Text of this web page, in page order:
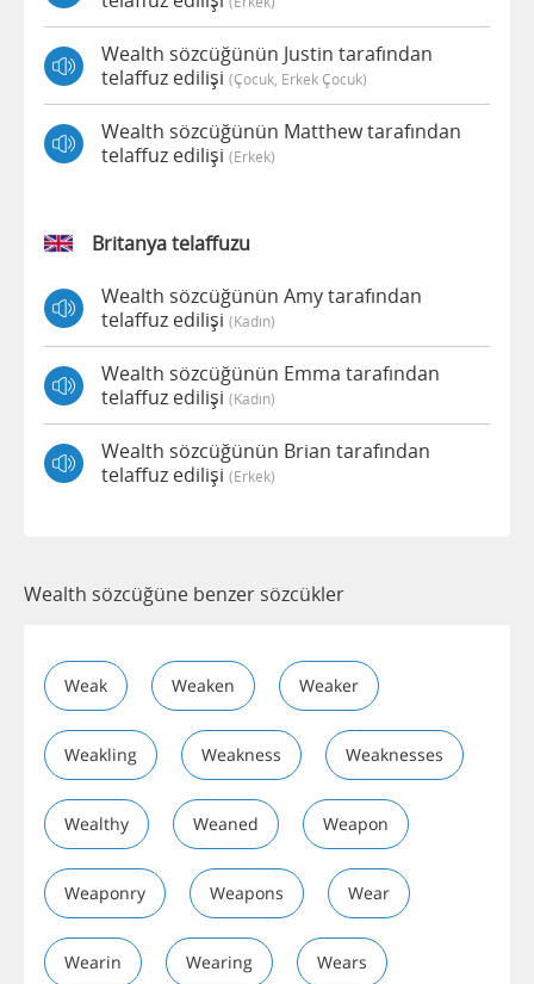
Wealth sözcüğünün Justin tarafından
telaffuz edilişi (çocuk, Erkek Çocuk)
Wealth sözcüğünün Matthew tarafından
telaffuz edilişi (erkek)
Britanya telaffuzu
Wealth sözcüğünün Amy tarafından
telaffuz edilişi (kadın)
Wealth sözcüğünün Emma tarafından
telaffuz edilişi (kadın)
Wealth sözcüğünün Brian tarafından
telaffuz edilişi (erkek)
Wealth sözcüğüne benzer sözcükler
Weak Weaken Weaker
Weakling Weakness Weaknesses
Wealthy Weaned Weapon
Weaponry Weapons Wear
Wearin Wearing Wears